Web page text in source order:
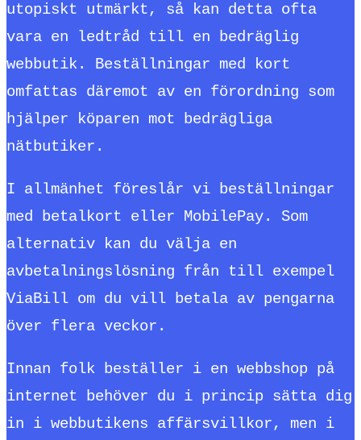
utopiskt utmärkt, så kan detta ofta
vara en ledtråd till en bedräglig
webbutik. Beställningar med kort
omfattas däremot av en förordning som
hjälper köparen mot bedrägliga
nätbutiker.
I allmänhet föreslår vi beställningar
med betalkort eller MobilePay. Som
alternativ kan du välja en
avbetalningslösning från till exempel
ViaBill om du vill betala av pengarna
över flera veckor.
Innan folk beställer i en webbshop på
internet behöver du i princip sätta dig
in i webbutikens affärsvillkor, men i